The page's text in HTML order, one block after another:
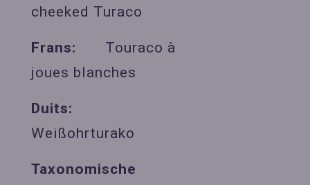
cheeked Turaco
Frans: Touraco à
joues blanches
Duits:
Weißohrturako
Taxonomische